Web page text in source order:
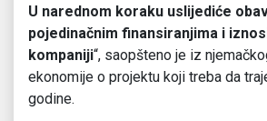
U narednom koraku uslijediće
pojedinačnim finansiranjima i
kompaniji“, saopšteno je iz
ekonomije o projektu koji treba da
godine.